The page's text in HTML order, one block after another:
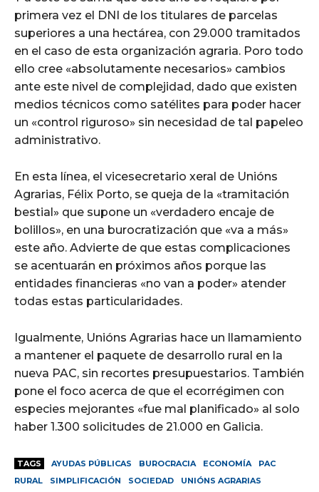
primera vez el DNI de los titulares de parcelas
superiores a una hectárea, con 29.000 tramitados
en el caso de esta organización agraria. Poro todo
ello cree «absolutamente necesarios» cambios
ante este nivel de complejidad, dado que existen
medios técnicos como satélites para poder hacer
un «control riguroso» sin necesidad de tal papeleo
administrativo.
En esta línea, el vicesecretario xeral de Unións
Agrarias, Félix Porto, se queja de la «tramitación
bestial» que supone un «verdadero encaje de
bolillos», en una burocratización que «va a más»
este año. Advierte de que estas complicaciones
se acentuarán en próximos años porque las
entidades financieras «no van a poder» atender
todas estas particularidades.
Igualmente, Unións Agrarias hace un llamamiento
a mantener el paquete de desarrollo rural en la
nueva PAC, sin recortes presupuestarios. También
pone el foco acerca de que el ecorrégimen con
especies mejorantes «fue mal planificado» al solo
haber 1.300 solicitudes de 21.000 en Galicia.
TAGS AYUDAS PÚBLICAS BUROCRACIA ECONOMÍA
PAC
RURAL
SIMPLIFICACIÓN SOCIEDAD UNIÓNS AGRARIAS